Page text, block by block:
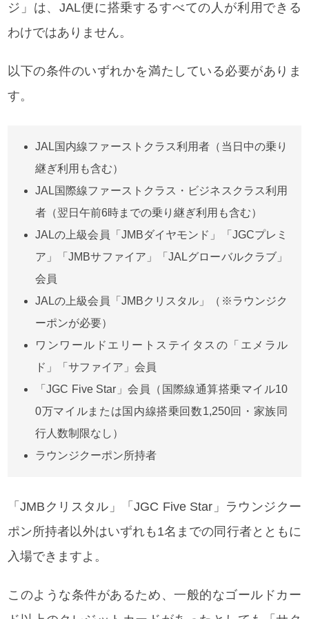
ジ」は、JAL便に搭乗するすべての人が利用できる
わけではありません。
以下の条件のいずれかを満たしている必要がありま
す。
JAL国内線ファーストクラス利用者（当日中の乗り
継ぎ利用も含む）
JAL国際線ファーストクラス・ビジネスクラス利用
者（翌日午前6時までの乗り継ぎ利用も含む）
JALの上級会員「JMBダイヤモンド」「JGCプレミ
ア」「JMBサファイア」「JALグローバルクラブ」
会員
JALの上級会員「JMBクリスタル」（※ラウンジク
ーポンが必要）
ワンワールドエリートステイタスの「エメラル
ド」「サファイア」会員
「JGC Five Star」会員（国際線通算搭乗マイル10
0万マイルまたは国内線搭乗回数1,250回・家族同
行人数制限なし）
ラウンジクーポン所持者
「JMBクリスタル」「JGC Five Star」ラウンジクー
ポン所持者以外はいずれも1名までの同行者とともに
入場できますよ。
このような条件があるため、一般的なゴールドカー